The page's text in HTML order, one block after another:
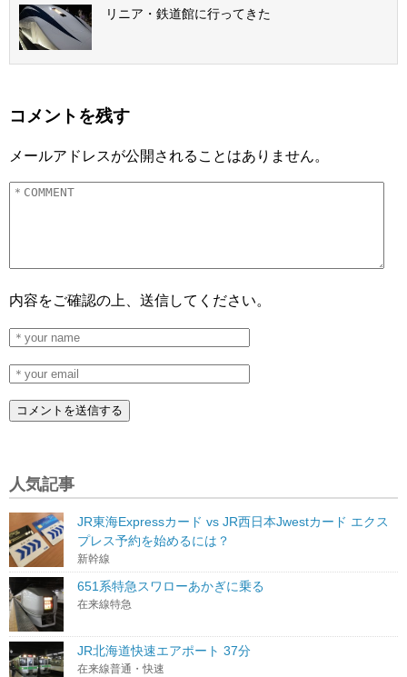
リニア・鉄道館に行ってきた
コメントを残す
メールアドレスが公開されることはありません。
内容をご確認の上、送信してください。
人気記事
JR東海Expressカード vs JR西日本Jwestカード エクス
プレス予約を始めるには？
新幹線
651系特急スワローあかぎに乗る
在来線特急
JR北海道快速エアポート 37分
在来線普通・快速